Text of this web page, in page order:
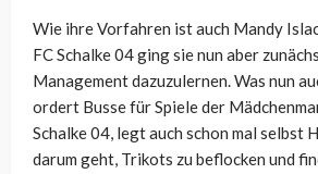
Wie ihre Vorfahren ist auch Mandy
FC Schalke 04 ging sie nun aber
Management dazuzulernen. Was nun
ordert Busse für Spiele der
Schalke 04, legt auch schon mal selbst
darum geht, Trikots zu beflocken und